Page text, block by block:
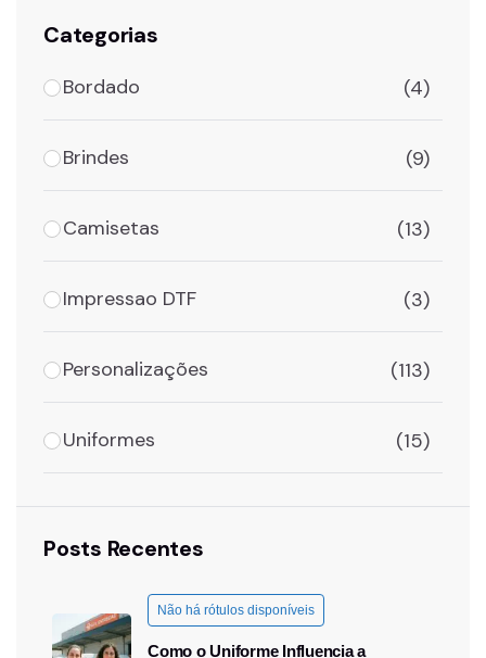
Categorias
Bordado (4)
Brindes (9)
Camisetas (13)
Impressao DTF (3)
Personalizações (113)
Uniformes (15)
Posts Recentes
Não há rótulos disponíveis
Como o Uniforme Influencia a